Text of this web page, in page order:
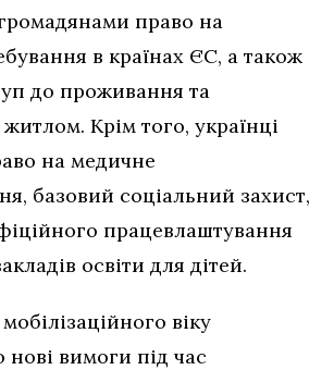
право на
в країнах ЄС, а також
до проживання та
Крім того, українці
на медичне
базовий соціальний захист,
працевлаштування
освіти для дітей.
віку
вимоги під час